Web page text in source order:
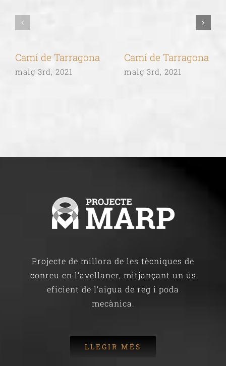
Camí de Tarragona
maig 3rd, 2021
Camí de Tarragona
maig 3rd, 2021
Projecte de millora de les tècniques de
conreu en l’avellaner, mitjançant un ús
eficient de l’aigua de reg i poda
mecànica.
LLEGIR MÉS